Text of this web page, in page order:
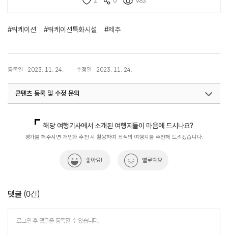
#워케이션 #워케이션특화시설 #제주
등록일 : 2023. 11. 24. 수정일 : 2023. 11. 24.
콘텐츠 등록 및 수정 문의
해당 여행기사에서 소개된 여행지들이 마음에 드시나요?
평가를 해주시면 개인화 추천 시 활용하여 최적의 여행지를 추천해 드리겠습니다.
좋아요! 별로예요
댓글 (0건)